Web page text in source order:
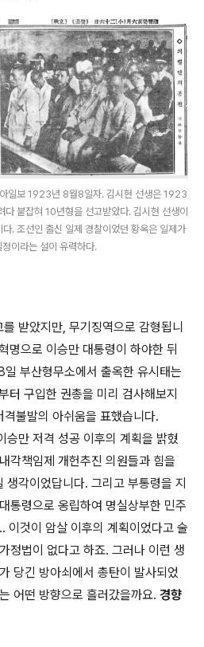
일보 1923년 8월8일자. 김시현 선생은 1923
다 붙잡혀 10년형을 선고받았다. 김시현 선생이
. 조선인 출신 일제 경찰이었던 황옥은 일제가
이라는 설이 유력하다.
받았지만, 무기징역으로 감형됩니
명으로 이승만 대통령이 하야한 뒤
부산형무소에서 출옥한 유시태는
터 구입한 권총을 미리 검사해보지
불발의 아쉬움을 표했습니다.
승만 저격 성공 이후의 계획을 밝혔
각책임제 개헌추진 의원들과 힘을
각이었답니다. 그리고 부통령을 지
령으로 옹립하여 명실상부한 민주
이것이 암살 이후의 계획이었다고 술
정법이 없다고 하죠. 그러나 이런 생
당긴 방아쇠에서 총탄이 발사되었
어떤 방향으로 흘러갔을까요. 경향